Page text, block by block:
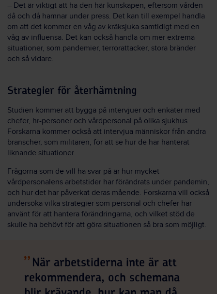
– Det är viktigt att ha den här kunskapen, eftersom vården
då och då hamnar under press. Det kan till exempel handla
om att det kommer en våg av kräksjuka samtidigt med en
våg av influensa. Det kan också handla om mer extrema
situationer, som pandemier, terrorattacker, stora bränder
och så vidare.
Strategier för återhämtning
Studien kommer att bygga på intervjuer och enkäter med
chefer, hr-personer och vårdpersonal på olika sjukhus.
Forskarna kommer också att intervjua människor från andra
branscher, som militären, för att se hur de har hanterat
liknande situationer.
Frågorna som de vill ha svar på är hur mycket
vårdpersonalens arbetstider har förändrats under pandemin,
och hur det har påverkat deras mående. Forskarna vill också
undersöka vilka strategier som personal och chefer har
använt för att hantera förändringarna, och vilket stöd de
skulle ha behövt för att göra situationen så bra som möjligt.
När arbetstiderna inte är att
rekommendera, och schemana